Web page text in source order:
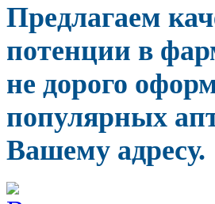
Предлагаем
потенции в
не дорого
популярных
Вашему адресу.